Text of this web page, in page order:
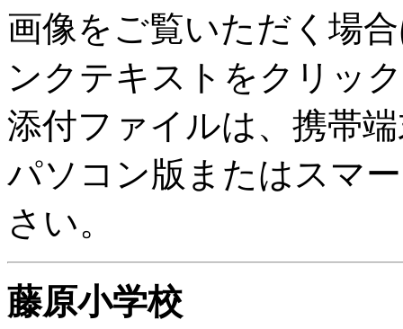
画像をご覧いただく場
ンクテキストをクリッ
添付ファイルは、携帯
パソコン版またはスマ
さい。
藤原小学校